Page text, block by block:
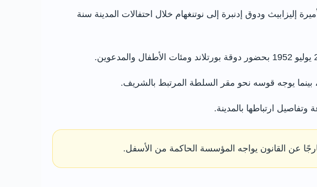
إليزابيث ودوق إدنبرة إلى نوتنغهام خلال احتفالات المدينة سنة
بينما يوجه قوسه نحو مقر السلطة المرتبط بالشريف.
ارتباطها بالمدينة.
عن القانون يواجه المؤسسة الحاكمة من الأسفل.